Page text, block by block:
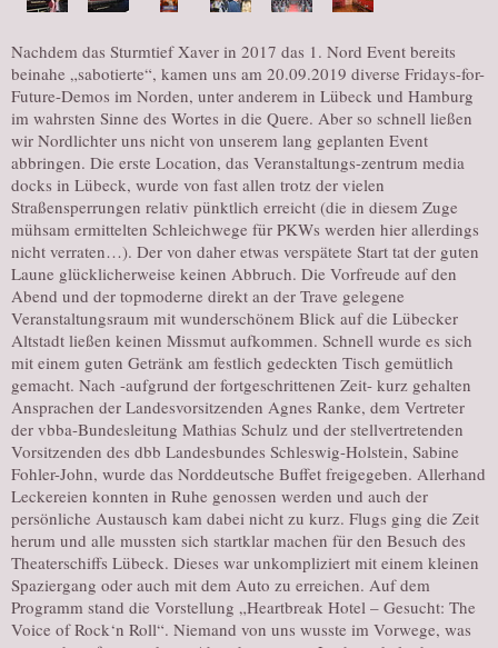
Nachdem das Sturmtief Xaver in 2017 das 1. Nord Event bereits
beinahe „sabotierte“, kamen uns am 20.09.2019 diverse Fridays-for-
Future-Demos im Norden, unter anderem in Lübeck und Hamburg
im wahrsten Sinne des Wortes in die Quere. Aber so schnell ließen
wir Nordlichter uns nicht von unserem lang geplanten Event
abbringen. Die erste Location, das Veranstaltungs-zentrum media
docks in Lübeck, wurde von fast allen trotz der vielen
Straßensperrungen relativ pünktlich erreicht (die in diesem Zuge
mühsam ermittelten Schleichwege für PKWs werden hier allerdings
nicht verraten…). Der von daher etwas verspätete Start tat der guten
Laune glücklicherweise keinen Abbruch. Die Vorfreude auf den
Abend und der topmoderne direkt an der Trave gelegene
Veranstaltungsraum mit wunderschönem Blick auf die Lübecker
Altstadt ließen keinen Missmut aufkommen. Schnell wurde es sich
mit einem guten Getränk am festlich gedeckten Tisch gemütlich
gemacht. Nach -aufgrund der fortgeschrittenen Zeit- kurz gehalten
Ansprachen der Landesvorsitzenden Agnes Ranke, dem Vertreter
der vbba-Bundesleitung Mathias Schulz und der stellvertretenden
Vorsitzenden des dbb Landesbundes Schleswig-Holstein, Sabine
Fohler-John, wurde das Norddeutsche Buffet freigegeben. Allerhand
Leckereien konnten in Ruhe genossen werden und auch der
persönliche Austausch kam dabei nicht zu kurz. Flugs ging die Zeit
herum und alle mussten sich startklar machen für den Besuch des
Theaterschiffs Lübeck. Dieses war unkompliziert mit einem kleinen
Spaziergang oder auch mit dem Auto zu erreichen. Auf dem
Programm stand die Vorstellung „Heartbreak Hotel – Gesucht: The
Voice of Rock‘n Roll“. Niemand von uns wusste im Vorwege, was